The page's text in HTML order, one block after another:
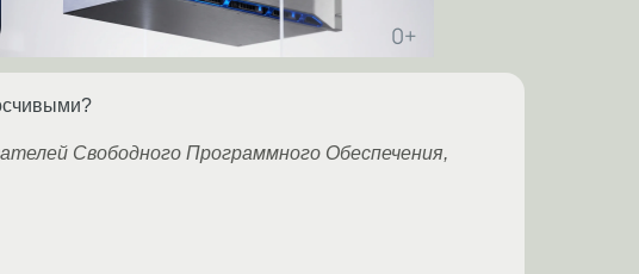
Свободного Программного Обеспечения,